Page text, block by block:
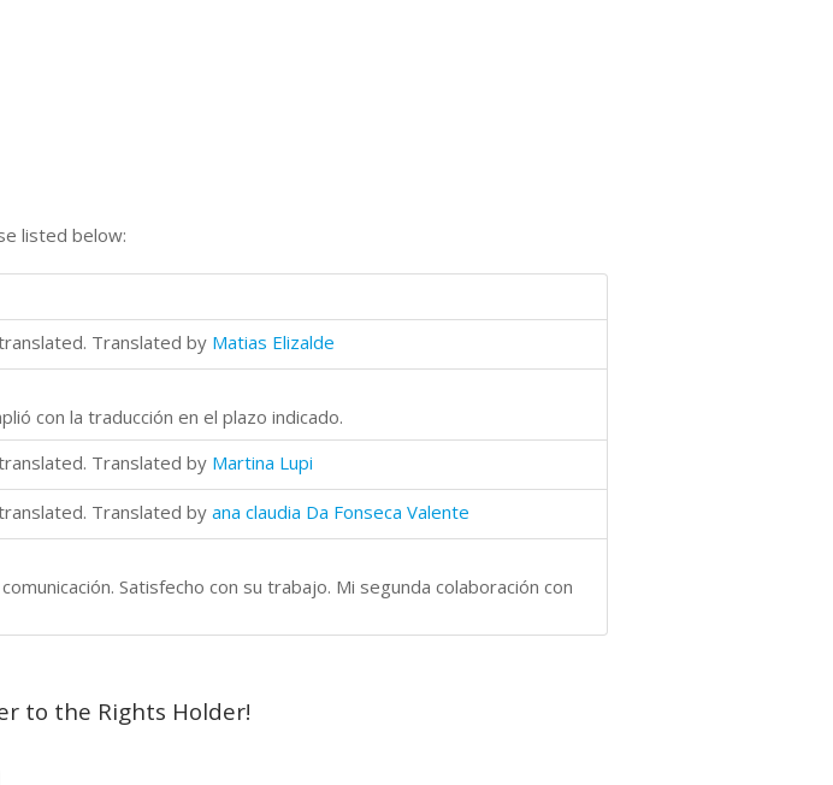
listed below:
Translated by Matias Elizalde
con la traducción en el plazo indicado.
Translated by Martina Lupi
Translated by ana claudia Da Fonseca Valente
Satisfecho con su trabajo. Mi segunda colaboración con
to the Rights Holder!